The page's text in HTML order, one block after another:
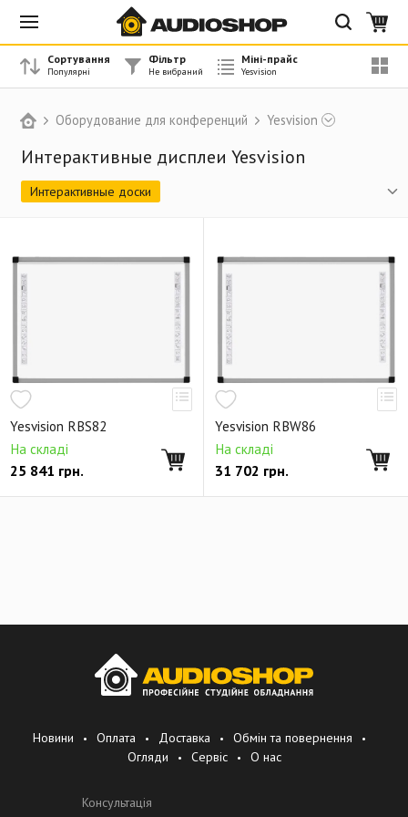
Оборудование для конференций Yesvision
Интерактивные дисплеи Yesvision
Интерактивные доски
Yesvision RBS82
На складі
25 841 грн.
Yesvision RBW86
На складі
31 702 грн.
Сортування Фільтр Міні-прайс
Новини Оплата Доставка
Обмін та повернення
Огляди
Сервіс О нас
Консультація